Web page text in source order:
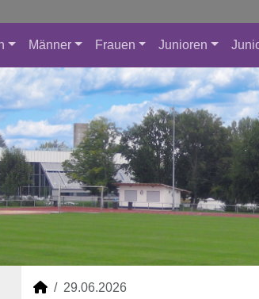
Männer Frauen Junioren
29.06.2026